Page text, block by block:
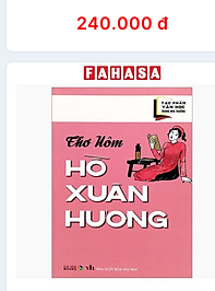
240.000 đ